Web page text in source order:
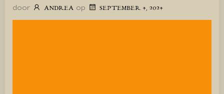
door ANDREA op SEPTEMBER 4, 2024